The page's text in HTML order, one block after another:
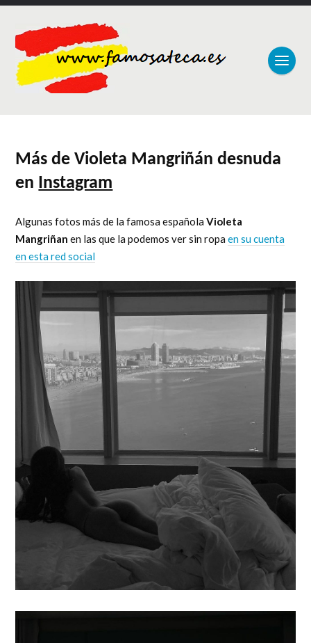
Más de Violeta Mangriñán desnuda
en Instagram
Algunas fotos más de la famosa españolaVioleta
Mangriñan en las que la podemos ver sin ropaen su cuenta
en esta red social